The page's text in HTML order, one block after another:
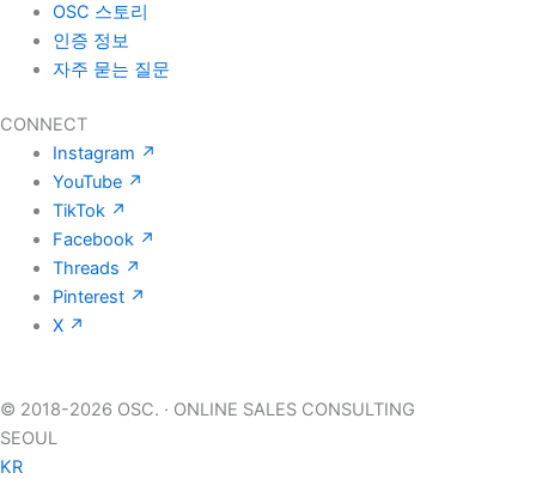
OSC 스토리
인증 정보
자주 묻는 질문
CONNECT
Instagram ↗
YouTube ↗
TikTok ↗
Facebook ↗
Threads ↗
Pinterest ↗
X ↗
© 2018-2026 OSC. · ONLINE SALES CONSULTING
SEOUL
KR